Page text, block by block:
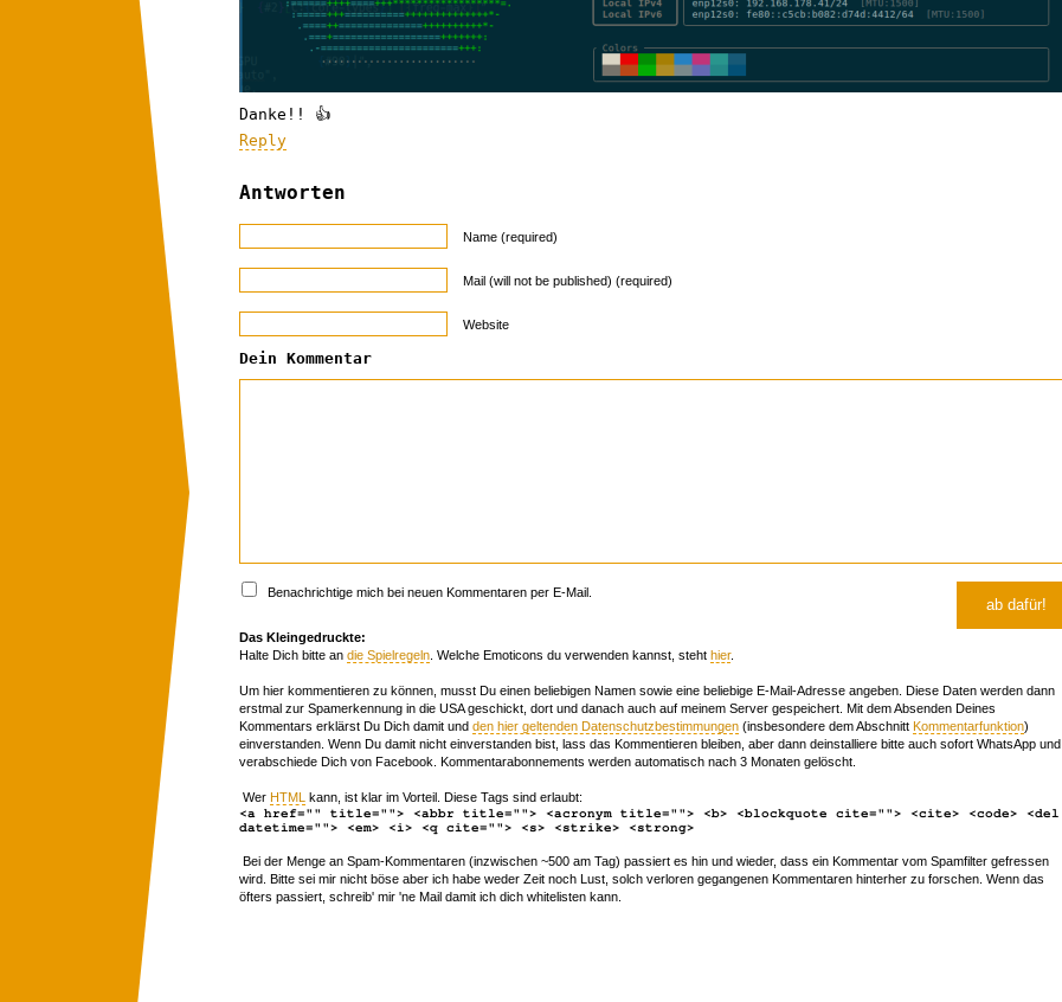
Danke!! 👍
Reply
Antworten
Name (required)
Mail (will not be published) (required)
Website
Dein Kommentar
Benachrichtige mich bei neuen Kommentaren per E-Mail.
Das Kleingedruckte:
Halte Dich bitte an die Spielregeln . Welche Emoticons du verwenden kannst, steht hier.
Um hier kommentieren zu können, musst Du einen beliebigen Namen sowie eine beliebige E-Mail-Adresse angeben. Diese Daten werden dann
erstmal zur Spamerkennung in die USA geschickt, dort und danach auch auf meinem Server gespeichert. Mit dem Absenden Deines
Kommentars erklärst Du Dich damit und den hier geltenden Datenschutzbestimmungen (insbesondere dem Abschnitt Kommentarfunktion)
einverstanden. Wenn Du damit nicht einverstanden bist, lass das Kommentieren bleiben, aber dann deinstalliere bitte auch sofort WhatsApp und
verabschiede Dich von Facebook. Kommentarabonnements werden automatisch nach 3 Monaten gelöscht.
Wer HTML kann, ist klar im Vorteil. Diese Tags sind erlaubt:
<a href="" title=""> <abbr title=""> <acronym title=""> <b> <blockquote cite=""> <cite> <code> <del
datetime=""> <em> <i> <q cite=""> <s> <strike> <strong>
Bei der Menge an Spam-Kommentaren (inzwischen ~500 am Tag) passiert es hin und wieder, dass ein Kommentar vom Spamfilter gefressen
wird. Bitte sei mir nicht böse aber ich habe weder Zeit noch Lust, solch verloren gegangenen Kommentaren hinterher zu forschen. Wenn das
öfters passiert, schreib' mir 'ne Mail damit ich dich whitelisten kann.